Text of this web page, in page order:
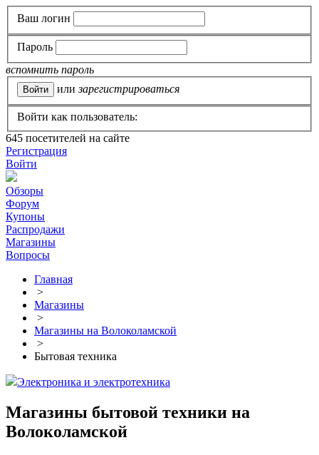
Ваш логин
Пароль
вспомнить пароль
или зарегистрироваться
Войти как пользователь:
645 посетителей на сайте
Регистрация
Войти
Обзоры
Форум
Купоны
Распродажи
Магазины
Вопросы
Главная
>
Магазины
>
Магазины на Волоколамской
>
Бытовая техника
Электроника и электротехника
Магазины бытовой техники на
Волоколамской